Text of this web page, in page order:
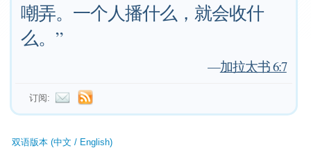
嘲弄。一个人播什么，就会收什
么。”
—加拉太书 6:7
订阅:
双语版本 (中文 / English)